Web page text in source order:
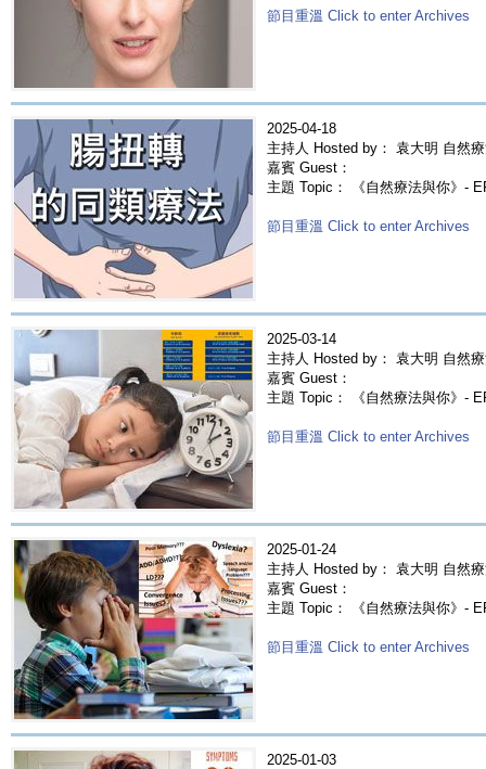
節目重溫 Click to enter Archives
2025-04-18
主持人 Hosted by： 袁大明 自然
嘉賓 Guest：
主題 Topic： 《自然療法與你》-
節目重溫 Click to enter Archives
2025-03-14
主持人 Hosted by： 袁大明 自然
嘉賓 Guest：
主題 Topic： 《自然療法與你》-
節目重溫 Click to enter Archives
2025-01-24
主持人 Hosted by： 袁大明 自然
嘉賓 Guest：
主題 Topic： 《自然療法與你》-
節目重溫 Click to enter Archives
2025-01-03